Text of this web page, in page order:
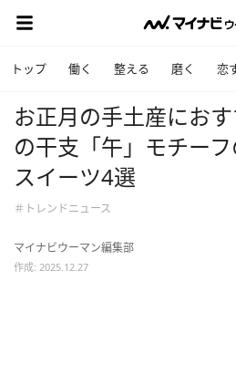
トップ 働く 整える 磨く 恋
お正月の手土産にお
の干支「午」モチー
スイーツ4選
＃トレンドニュース
マイナビウーマン編集部
作成: 2025.12.27